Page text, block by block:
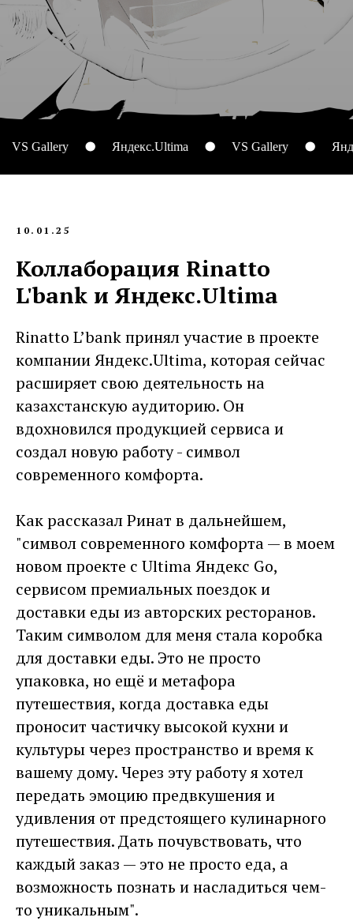
Gallery Яндекс.Ultima VS Gallery
10.01.25
Коллаборация Rinatto
L'bank и Яндекс.Ultima
Rinatto L’bank принял участие в проекте
компании Яндекс.Ultima, которая сейчас
расширяет свою деятельность на
казахстанскую аудиторию. Он
вдохновился продукцией сервиса и
создал новую работу - символ
современного комфорта.
Как рассказал Ринат в дальнейшем,
"cимвол современного комфорта — в моем
новом проекте с Ultima Яндекс Go,
сервисом премиальных поездок и
доставки еды из авторских ресторанов.
Таким символом для меня стала коробка
для доставки еды. Это не просто
упаковка, но ещё и метафора
путешествия, когда доставка еды
проносит частичку высокой кухни и
культуры через пространство и время к
вашему дому. Через эту работу я хотел
передать эмоцию предвкушения и
удивления от предстоящего кулинарного
путешествия. Дать почувствовать, что
каждый заказ — это не просто еда, а
возможность познать и насладиться чем-
то уникальным".